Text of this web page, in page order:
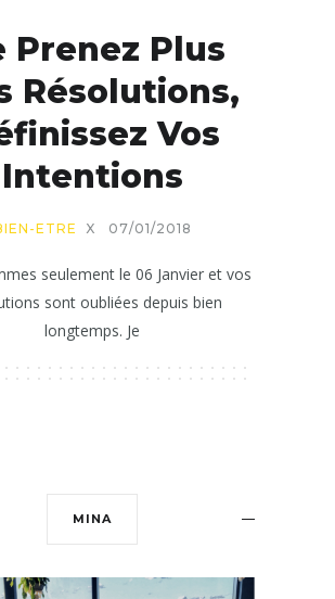
Prenez Plus
Résolutions,
Vos
Intentions
ETRE X 07/01/2018
seulement le 06 Janvier et vos
sont oubliées depuis bien
longtemps. Je
MINA